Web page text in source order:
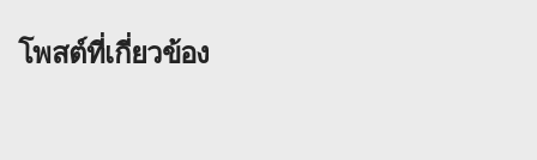
โพสต์ที่เกี่ยวข้อง